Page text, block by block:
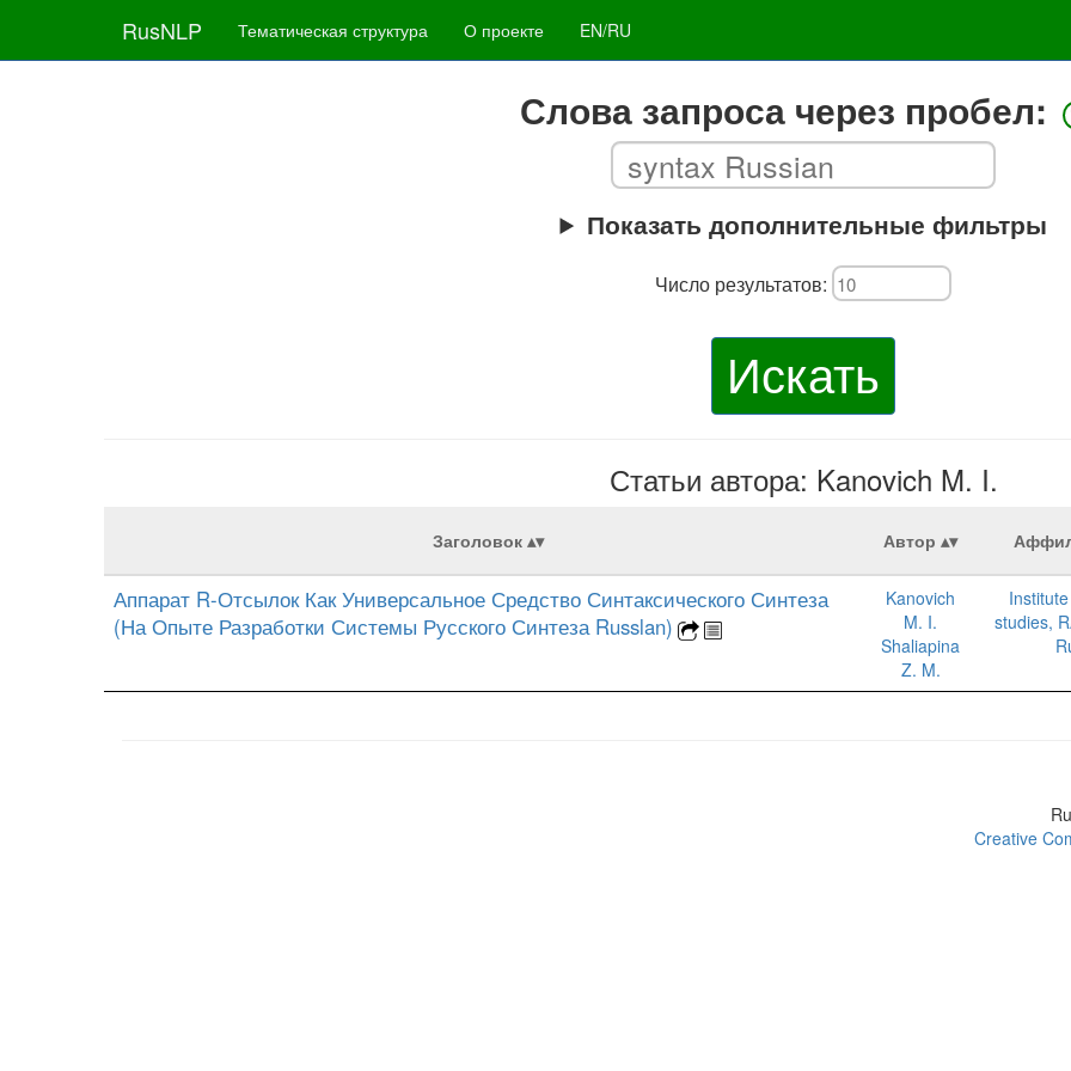
RusNLP Тематическая структура О проекте EN/RU
Слова запроса через пробел:
Показать дополнительные фильтры
Число результатов:
Искать
Статьи автора: Kanovich M. I.
Заголовок Автор
Аппарат R-Отсылок Как Универсальное Средство Синтаксического Синтеза
(На Опыте Разработки Системы Русского Синтеза Russlan)
Kanovich
M. I.
Shaliapina
Z. M.
studies,
Creative